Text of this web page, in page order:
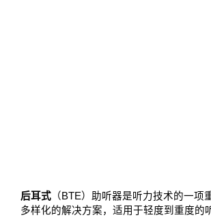
后耳式 （BTE）助听器是听力技术的一项
多样化的解决方案，适用于轻度到重度的